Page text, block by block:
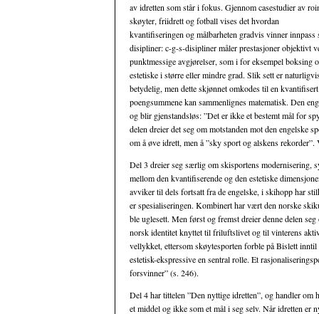
av idretten som står i fokus. Gjennom casestudier av
skøyter, friidrett og fotball vises det hvordan
kvantifiseringen og målbarheten gradvis vinner
disipliner: c-g-s-disipliner måler prestasjoner objektivt
punktmessige avgjørelser, som i for eksempel boksing
estetiske i større eller mindre grad. Slik sett er
betydelig, men dette skjønnet omkodes til en
poengsummene kan sammenlignes matematisk. Den
og blir gjenstandsløs: ”Det er ikke et bestemt mål for
delen dreier det seg om motstanden mot den engelske
om å øve idrett, men å ”sky sport og alskens
Del 3 dreier seg særlig om skisportens modernisering,
mellom den kvantifiserende og den estetiske
avviker til dels fortsatt fra de engelske, i skihopp har
er spesialiseringen. Kombinert har vært den norske
ble uglesett. Men først og fremst dreier denne delen
norsk identitet knyttet til friluftslivet og til vinterens
vellykket, ettersom skøytesporten forble på Bislett
estetisk-ekspressive en sentral rolle. Et
forsvinner” (s. 246).
Del 4 har tittelen ”Den nyttige idretten”, og handler
et middel og ikke som et mål i seg selv. Når idretten er